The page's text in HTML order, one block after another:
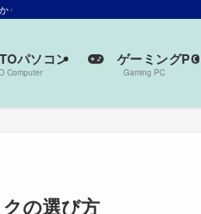
やすい解説で、あなたにぴったりの一台を
パソコン
Computer
ゲーミングPC
Gaming PC
の選び方